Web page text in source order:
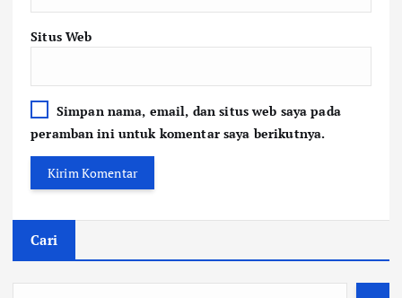
Situs Web
Simpan nama, email, dan situs web saya pada
peramban ini untuk komentar saya berikutnya.
Cari